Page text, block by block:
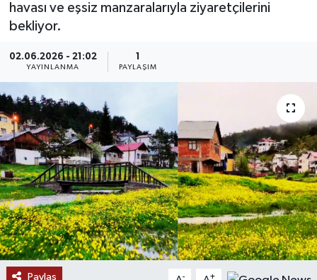
havası ve eşsiz manzaralarıyla ziyaretçilerini
bekliyor.
02.06.2026 - 21:02
YAYINLANMA
1
PAYLAŞIM
Paylaş - +
SAĞLIK
SOSYAL YARDIMLAR
SPONSORLU YAZI
SPOR
TEKNOLOJİ
YAŞAM